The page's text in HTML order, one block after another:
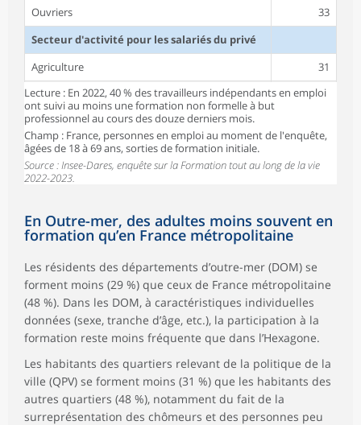
Ouvriers
33
Secteur d'activité pour les salariés du privé
Agriculture
31
Industrie
52
Construction
Commerce, transports, hébergement,
restauration
Information et communication
Services financiers
Services immobiliers
Services aux entreprises
Enseignement, santé humaine, action sociale
Services aux ménages
Taille de l'établissement pour les salariés du
privé
Moins de 10 salariés
32
De 10 à 19 salariés
42
Lecture : En 2022, 40 % des travailleurs indépendants en emploi
ont suivi au moins une formation non formelle à but
professionnel au cours des douze derniers mois.
Champ : France, personnes en emploi au moment de l'enquête,
âgées de 18 à 69 ans, sorties de formation initiale.
Source : Insee-Dares, enquête sur la Formation tout au long de la vie
2022-2023.
En Outre-mer, des adultes moins souvent en
formation qu’en France métropolitaine
Les résidents des départements d’outre-mer (DOM) se
forment moins (29 %) que ceux de France métropolitaine
(48 %). Dans les DOM, à caractéristiques individuelles
données (sexe, tranche d’âge, etc.), la participation à la
formation reste moins fréquente que dans l’Hexagone.
Les habitants des quartiers relevant de la politique de la
ville (QPV) se forment moins (31 %) que les habitants des
autres quartiers (48 %), notamment du fait de la
surreprésentation des chômeurs et des personnes peu